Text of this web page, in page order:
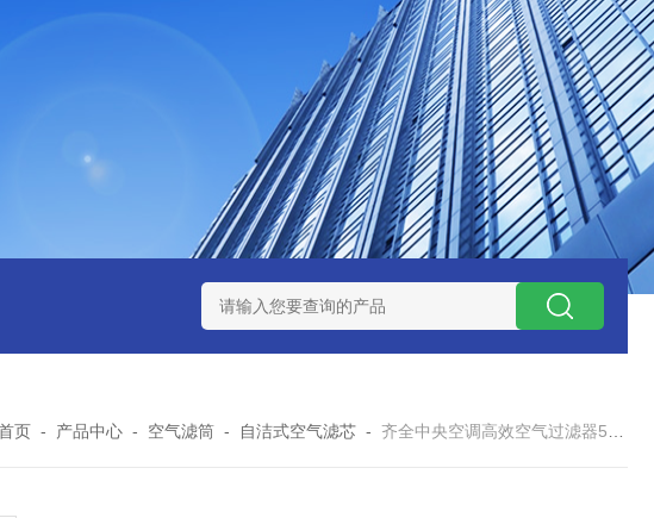
胶 花板孔φ157*500防静电除尘滤芯 电焊车间 六耳快拆除尘滤筒 环保排放达
页 - 产品中心 - 空气滤筒 - 自洁式空气滤芯 -齐全中央空调高效空气过滤器592*592*300